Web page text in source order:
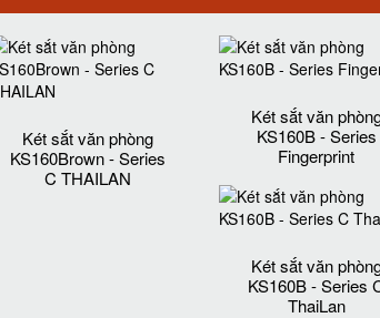
Két sắt văn phòng
KS160Brown - Series
C THAILAN
Két sắt văn
KS160B - Series
Fingerprint
Két sắt văn
KS160B - Series
ThaiLan